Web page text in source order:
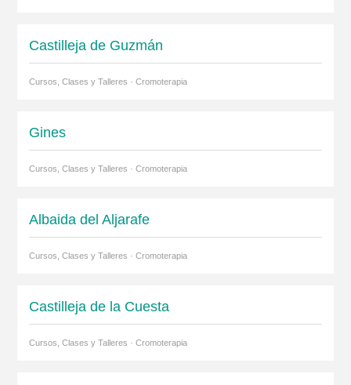
Castilleja de Guzmán
Cursos, Clases y Talleres · Cromoterapia
Gines
Cursos, Clases y Talleres · Cromoterapia
Albaida del Aljarafe
Cursos, Clases y Talleres · Cromoterapia
Castilleja de la Cuesta
Cursos, Clases y Talleres · Cromoterapia